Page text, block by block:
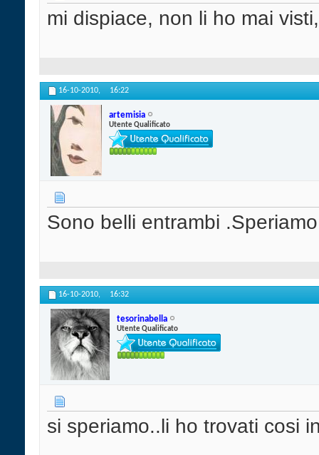
mi dispiace, non li ho mai
16-10-2010, 16:22
artemisia
Utente Qualificato
Sono belli entrambi
16-10-2010, 16:32
tesorinabella
Utente Qualificato
si speriamo..li ho trovati cosi